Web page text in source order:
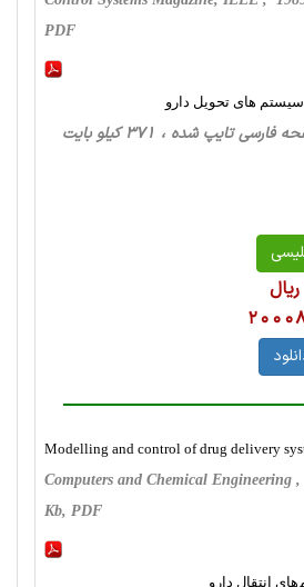
PDF
های تحویل دارو
، پزشکی بالینی، 14 صفحه فارسی تایپ شده ، 371 کیلو بایت
Modelling and control of drug delivery
Computers and Chemical Engineering
Kb, PDF
انتقال دارو